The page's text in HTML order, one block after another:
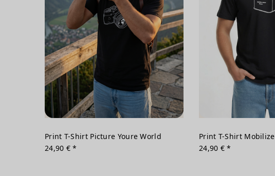
Print T-Shirt Picture Youre World
24,90 € *
Print T-Shirt Mobilize
24,90 € *